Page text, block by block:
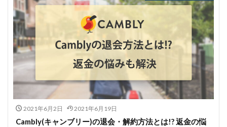
2021年6月2日 2021年6月19日
Cambly(キャンブリー)の退会・解約方法とは!? 返金の悩